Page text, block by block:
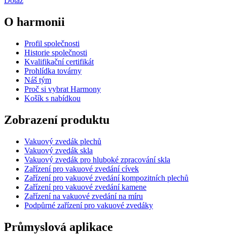
O harmonii
Profil společnosti
Historie společnosti
Kvalifikační certifikát
Prohlídka továrny
Náš tým
Proč si vybrat Harmony
Košík s nabídkou
Zobrazení produktu
Vakuový zvedák plechů
Vakuový zvedák skla
Vakuový zvedák pro hluboké zpracování skla
Zařízení pro vakuové zvedání cívek
Zařízení pro vakuové zvedání kompozitních plechů
Zařízení pro vakuové zvedání kamene
Zařízení na vakuové zvedání na míru
Podpůrné zařízení pro vakuové zvedáky
Průmyslová aplikace